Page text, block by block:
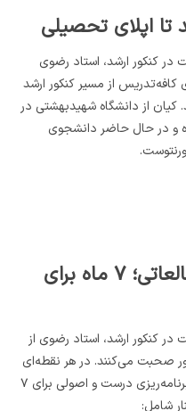
در کنکور ارشد، استاد رضوی
کافه‌تدریس از مسیر کنکور ارشد
از دانشگاه شهیدبهشتی در
و در حال حاضر دانشجوی
؛
۷ ماه برای
در کنکور ارشد، استاد رضوی از
کنکور صحبت می‌کنند. در هر نقطه‌ای
از این مسیر هستین، توی این وبینار به برنامه‌ریزی درست و اصولی برای ۷
شامل: